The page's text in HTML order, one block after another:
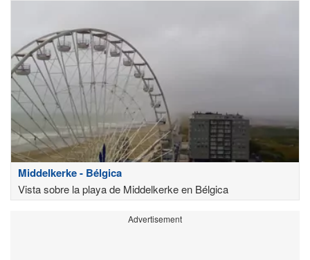
Middelkerke - Bélgica
Vista sobre la playa de Middelkerke en Bélgica
Advertisement